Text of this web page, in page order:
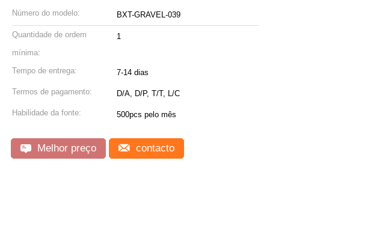
Número do modelo: BXT-GRAVEL-039
Quantidade de ordem
mínima:
1
Tempo de entrega: 7-14 dias
Termos de pagamento: D/A, D/P, T/T, L/C
Habilidade da fonte: 500pcs pelo mês
Melhor preço contacto